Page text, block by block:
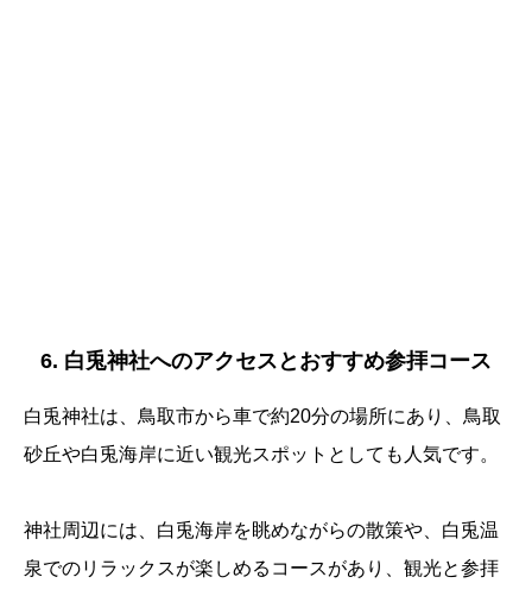
6. 白兎神社へのアクセスとおすすめ参拝コース
白兎神社は、鳥取市から車で約20分の場所にあり、鳥取
砂丘や白兎海岸に近い観光スポットとしても人気です。
神社周辺には、白兎海岸を眺めながらの散策や、白兎温
泉でのリラックスが楽しめるコースがあり、観光と参拝